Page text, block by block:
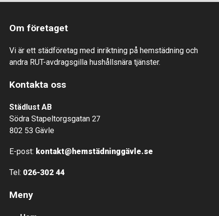
Om företaget
Vi är ett städföretag med inriktning på hemstädning och
andra RUT-avdragsgilla hushållsnära tjänster.
Kontakta oss
Städlust AB
Södra Stapeltorgsgatan 27
802 53 Gävle
E-post: kontakt@hemstädninggävle.se
Tel:026-302 44
Meny